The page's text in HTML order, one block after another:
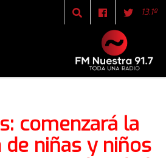
13.1º
comenzará la
de niñas y niños